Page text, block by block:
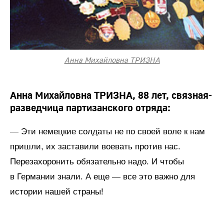
Анна Михайловна ТРИЗНА
Анна Михайловна ТРИЗНА, 88 лет, связная-
разведчица партизанского отряда:
— Эти немецкие солдаты не по своей воле к нам
пришли, их заставили воевать против нас.
Перезахоронить обязательно надо. И чтобы
в Германии знали. А еще — все это важно для
истории нашей страны!